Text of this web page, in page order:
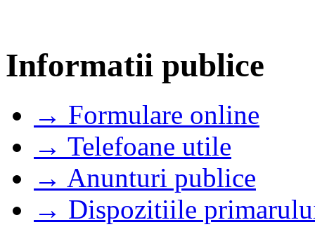
Informatii publice
→ Formulare online
→ Telefoane utile
→ Anunturi publice
→ Dispozitiile